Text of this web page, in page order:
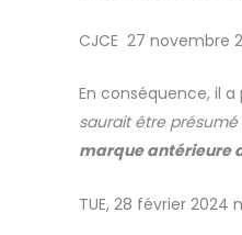
CJCE 27 novembre
En conséquence, il
saurait être présumé
marque antérieure
TUE, 28 février 2024